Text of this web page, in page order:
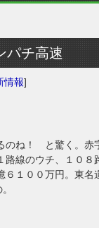
パチ高速
情報]
のね！ と驚く。赤
路線のウチ、１０
６１００万円。東